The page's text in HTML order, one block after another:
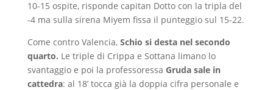
10-15 ospite, risponde capitan Dotto con la tripla del
-4 ma sulla sirena Miyem fissa il punteggio sul 15-22.
Come contro Valencia, Schio si desta nel secondo
quarto. Le triple di Crippa e Sottana limano lo
svantaggio e poi la professoressa Gruda sale in
cattedra: al 18’ tocca già la doppia cifra personale e